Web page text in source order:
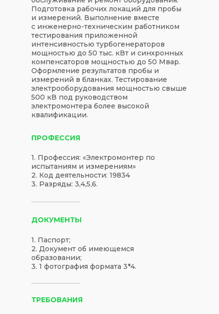
Подготовка рабочих локаций для пробы
и измерений. Выполнение вместе
с инженерно-техническим работником
тестирования приложенной
интенсивностью турбогенераторов
мощностью до 50 тыс. кВт и синхронных
компенсаторов мощностью до 50 Мвар.
Оформление результатов пробы и
измерений в бланках. Тестирование
электрооборудования мощностью свыше
500 кВ под руководством
электромонтера более высокой
квалификации.
ПРОФЕССИЯ
ДОКУМЕНТЫ
ТРЕБОВАНИЯ
1. Профессия: «Электромонтер по
испытаниям и измерениям»
2. Код деятельности: 19834
3. Разряды: 3,4,5,6.
1. Паспорт;
2. Документ об имеющемся
образовании;
3. 1 фотография формата 3*4.